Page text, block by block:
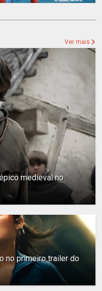
Ver mais
medieval no
no primeiro trailer do